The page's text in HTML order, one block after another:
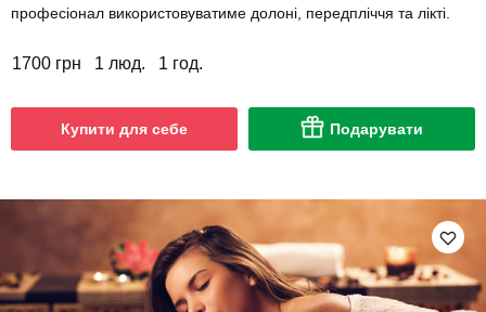
професіонал використовуватиме долоні, передпліччя та лікті.
1700 грн 1 люд. 1 год.
Купити для себе Подарувати